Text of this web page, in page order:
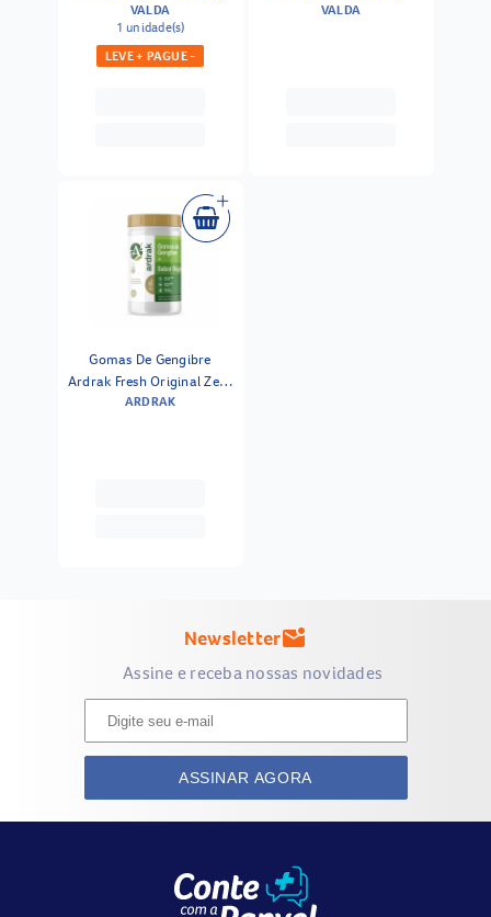
VALDA
1 unidade(s)
LEVE + PAGUE -
VALDA
Gomas De Gengibre
Ardrak Fresh Original Zero
Açúcar 50g
ARDRAK
Newslettermark_email_unread
Assine e receba nossas novidades
ASSINAR AGORA